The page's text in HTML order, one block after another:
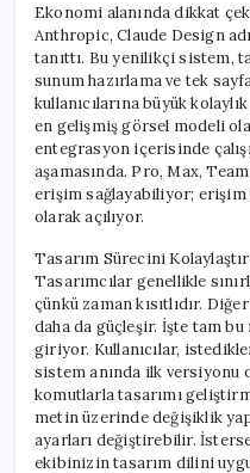
Ekonomi alanında dikkat
Anthropic, Claude Design
tanıttı. Bu yenilikçi sistem,
sunum hazırlama ve tek
kullanıcılarına büyük
en gelişmiş görsel modeli
entegrasyon içerisinde
aşamasında. Pro, Max,
erişim sağlayabiliyor;
olarak açılıyor.
Tasarım Sürecini
Tasarımcılar genellikle
çünkü zaman kısıtlıdır.
daha da güçleşir. İşte tam
giriyor. Kullanıcılar,
sistem anında ilk versiyonu
komutlarla tasarımı
metin üzerinde değişiklik
ayarları değiştirebilir.
ekibinizin tasarım dilini